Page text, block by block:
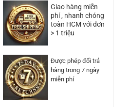
Giao hàng miễn
phí , nhanh chóng
toàn HCM với đơn
> 1 triệu
Được phép đổi trả
hàng trong 7 ngày
miễn phí